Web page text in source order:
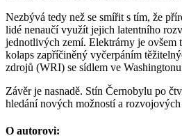
Nezbývá tedy než se smířit s tím, že
lidé nenaučí využít jejich latentního
jednotlivých zemí. Elektrárny je ovšem
kolaps zapříčiněný vyčerpáním
zdrojů (WRI) se sídlem ve
Závěr je nasnadě. Stín Černobylu po
hledání nových možností a
O autorovi: